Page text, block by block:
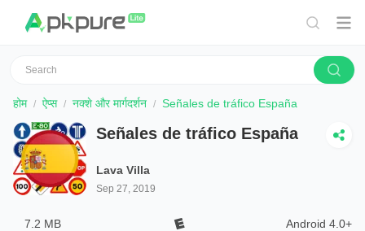
होम ऐप्स नक्शे और मार्गदर्शन Señales de tráfico España
Señales de tráfico España
Lava Villa
Sep 27, 2019
7.2 MB Android 4.0+